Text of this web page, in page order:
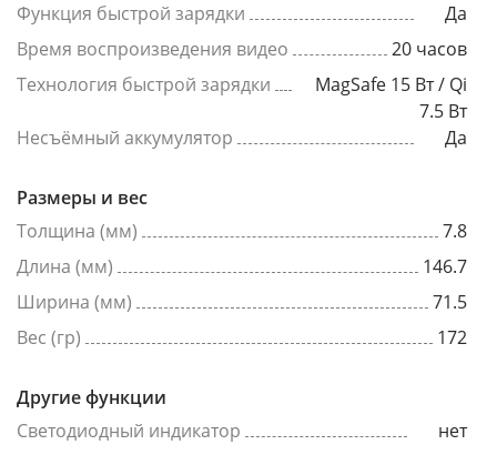
Функция быстрой зарядки
Да
Время воспроизведения видео
20 часов
Технология быстрой зарядки
MagSafe 15 Вт / Qi
7.5 Вт
Несъёмный аккумулятор
Да
Размеры и вес
Толщина (мм)
7.8
Длина (мм)
146.7
Ширина (мм)
71.5
Вес (гр)
172
Другие функции
Светодиодный индикатор
нет